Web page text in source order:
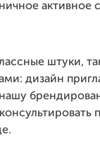
активное
штуки,
дизайн